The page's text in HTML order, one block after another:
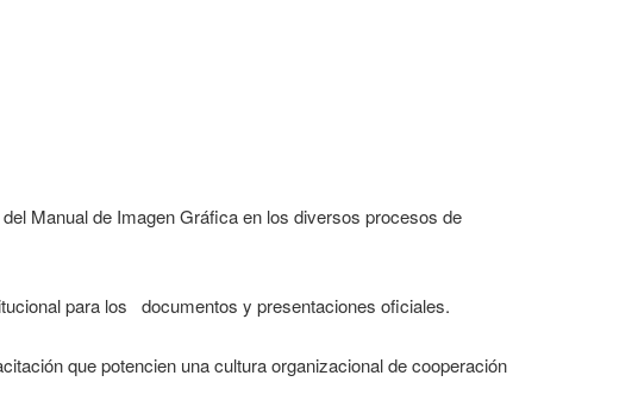
Manual de Imagen Gráfica en los diversos procesos de
para los documentos y presentaciones oficiales.
que potencien una cultura organizacional de cooperación